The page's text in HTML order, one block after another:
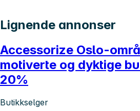
Lignende annonser
Accessorize Oslo-
motiverte og dyktige
20%
Butikkselger